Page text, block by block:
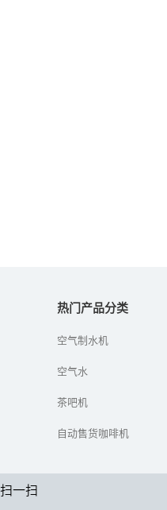
热门产品分类
空气制水机
空气水
茶吧机
自动售货咖啡机
扫一扫